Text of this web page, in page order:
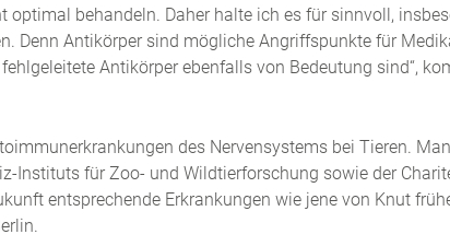
behandeln. Daher halte ich es für sinnvoll,
Denn Antikörper sind mögliche Angriffspunkte für
Antikörper ebenfalls von Bedeutung sind“,
des Nervensystems bei Tieren.
Instituts für Zoo- und Wildtierforschung sowie der
entsprechende Erkrankungen wie jene von Knut